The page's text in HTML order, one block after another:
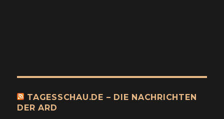
TAGESSCHAU.DE – DIE NACHRICHTEN
DER ARD